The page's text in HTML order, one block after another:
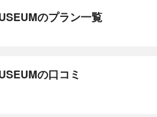
のプラン一覧
の口コミ